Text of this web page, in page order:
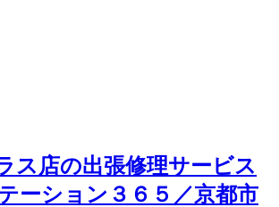
ス店の出張修理サービス
ーション３６５／京都市